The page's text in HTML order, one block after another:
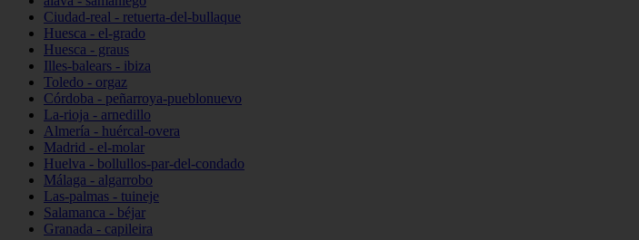
Ciudad-real - retuerta-del-bullaque
Huesca - el-grado
Huesca - graus
Illes-balears - ibiza
Toledo - orgaz
Córdoba - peñarroya-pueblonuevo
La-rioja - arnedillo
Almería - huércal-overa
Madrid - el-molar
Huelva - bollullos-par-del-condado
Málaga - algarrobo
Las-palmas - tuineje
Salamanca - béjar
Granada - capileira